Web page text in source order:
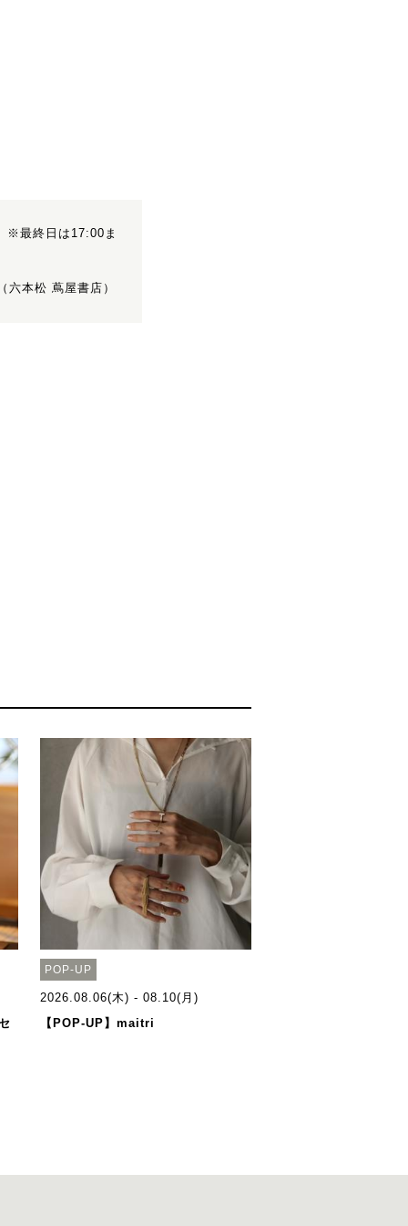
最終日は17:00ま
六本松 蔦屋書店）
POP-UP
2026.08.06(木) - 08.10(月)
【POP-UP】maitri